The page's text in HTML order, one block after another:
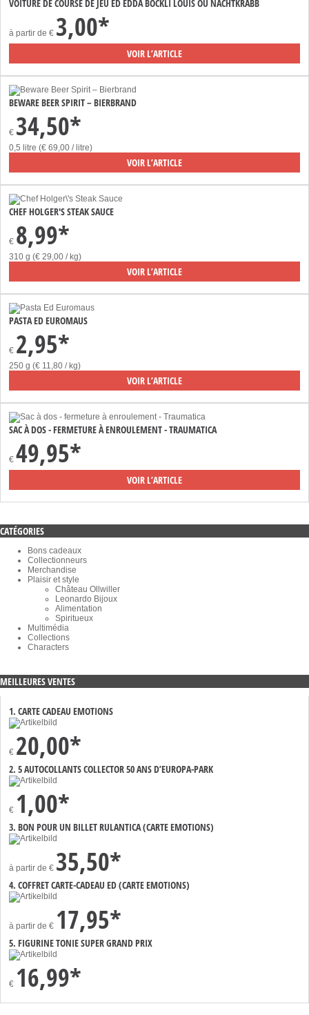
VOITURE DE COURSE DE JEU ED EDDA BÖCKLI LOUIS OU NACHTKRABB
à partir de € 3,00*
VOIR L’ARTICLE
BEWARE BEER SPIRIT – BIERBRAND
€ 34,50*
0,5 litre (€ 69,00 / litre)
VOIR L’ARTICLE
CHEF HOLGER'S STEAK SAUCE
€ 8,99*
310 g (€ 29,00 / kg)
VOIR L’ARTICLE
PASTA ED EUROMAUS
€ 2,95*
250 g (€ 11,80 / kg)
VOIR L’ARTICLE
SAC À DOS - FERMETURE À ENROULEMENT - TRAUMATICA
€ 49,95*
VOIR L’ARTICLE
CATÉGORIES
Bons cadeaux
Collectionneurs
Merchandise
Plaisir et style
Château Ollwiller
Leonardo Bijoux
Alimentation
Spiritueux
Multimédia
Collections
Characters
MEILLEURES VENTES
1. CARTE CADEAU EMOTIONS
€ 20,00*
2. 5 AUTOCOLLANTS COLLECTOR 50 ANS D’EUROPA-PARK
€ 1,00*
3. BON POUR UN BILLET RULANTICA (CARTE EMOTIONS)
à partir de € 35,50*
4. COFFRET CARTE-CADEAU ED (CARTE EMOTIONS)
à partir de € 17,95*
5. FIGURINE TONIE SUPER GRAND PRIX
€ 16,99*